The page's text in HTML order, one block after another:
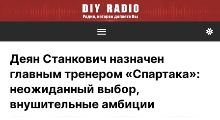
Деян Станкович назначен
главным тренером «Спартака»:
неожиданный выбор,
внушительные амбиции